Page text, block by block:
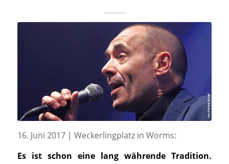
16. Juni 2017 | Weckerlingplatz in Worms:
Es ist schon eine lang währende Tradition.